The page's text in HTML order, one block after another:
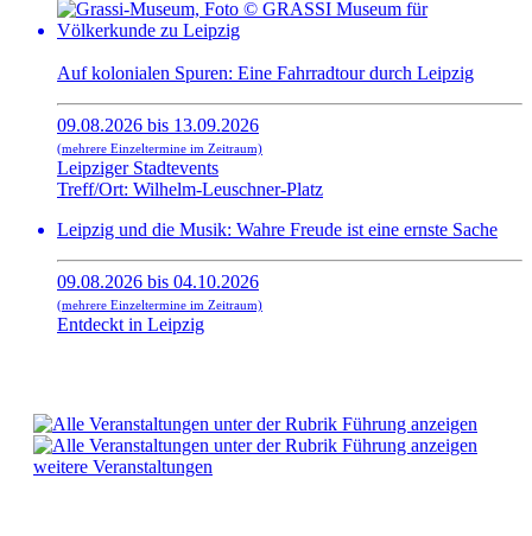
Auf kolonialen Spuren: Eine Fahrradtour durch Leipzig
09.08.2026 bis 13.09.2026
(mehrere Einzeltermine im Zeitraum)
Leipziger Stadtevents
Treff/Ort: Wilhelm-Leuschner-Platz
Leipzig und die Musik: Wahre Freude ist eine ernste Sache
09.08.2026 bis 04.10.2026
(mehrere Einzeltermine im Zeitraum)
Entdeckt in Leipzig
weitere Veranstaltungen